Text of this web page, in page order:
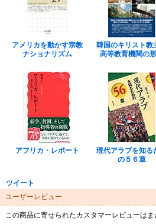
アメリカを動かす宗教
ナショナリズム
韓国のキリスト教
高等教育機関の
アフリカ・レポート
現代アラブを知る
の５６章
ツイート
ユーザーレビュー
この商品に寄せられたカスタマーレビューはま